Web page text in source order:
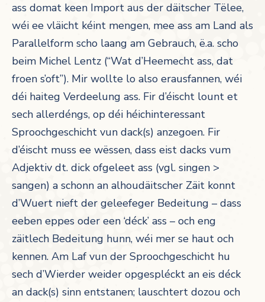
ass domat keen Import aus der däitscher Tëlee,
wéi ee vläicht kéint mengen, mee ass am Land als
Parallelform scho laang am Gebrauch, ë.a. scho
beim Michel Lentz (“Wat d’Heemecht ass, dat
froen s’oft”). Mir wollte lo also erausfannen, wéi
déi haiteg Verdeelung ass. Fir d’éischt lount et
sech allerdéngs, op déi héichinteressant
Sproochgeschicht vun dack(s) anzegoen. Fir
d’éischt muss ee wëssen, dass eist dacks vum
Adjektiv dt. dick ofgeleet ass (vgl. singen >
sangen) a schonn an alhoudäitscher Zäit konnt
d’Wuert nieft der geleefeger Bedeitung – dass
eeben eppes oder een ‘déck’ ass – och eng
zäitlech Bedeitung hunn, wéi mer se haut och
kennen. Am Laf vun der Sproochgeschicht hu
sech d’Wierder weider opgespléckt an eis déck
an dack(s) sinn entstanen; lauschtert dozou och